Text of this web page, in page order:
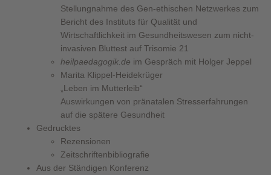
Stellungnahme des Gen-ethischen Netzwerkes zum
Bericht des Instituts für Qualität und
Wirtschaftlichkeit im Gesundheitswesen zum nicht-
invasiven Bluttest auf Trisomie 21
heilpaedagogik.de im Gespräch mit Holger Jeppel
Marita Klippel-Heidekrüger
„Leben im Mutterleib“
Auswirkungen von pränatalen Stresserfahrungen
auf die spätere Gesundheit
Gedrucktes
Rezensionen
Zeitschriftenbibliografie
Aus der Ständigen Konferenz